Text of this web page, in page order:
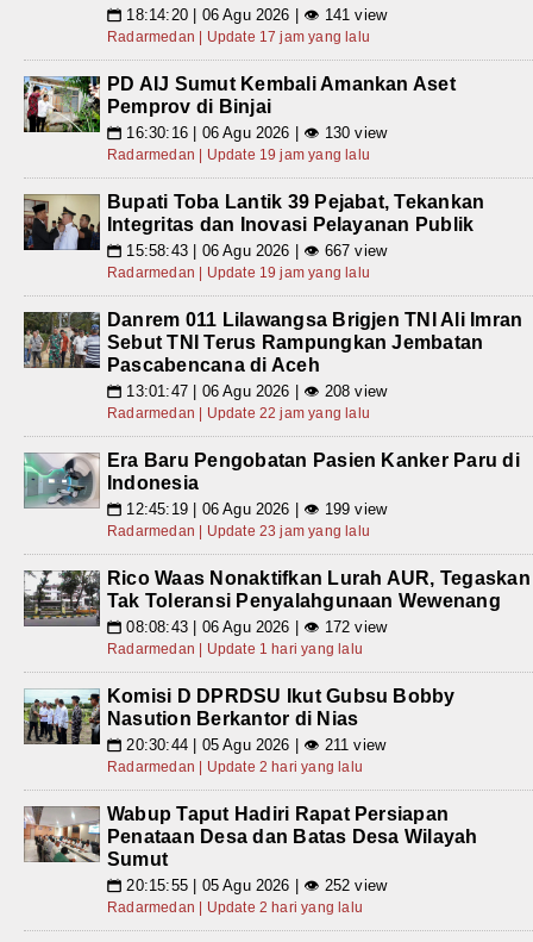
📅 18:14:20 | 06 Agu 2026 | 👁 141 view
Radarmedan | Update 17 jam yang lalu
PD AIJ Sumut Kembali Amankan Aset
Pemprov di Binjai
📅 16:30:16 | 06 Agu 2026 | 👁 130 view
Radarmedan | Update 19 jam yang lalu
Bupati Toba Lantik 39 Pejabat, Tekankan
Integritas dan Inovasi Pelayanan Publik
📅 15:58:43 | 06 Agu 2026 | 👁 667 view
Radarmedan | Update 19 jam yang lalu
Danrem 011 Lilawangsa Brigjen TNI Ali Imran
Sebut TNI Terus Rampungkan Jembatan
Pascabencana di Aceh
📅 13:01:47 | 06 Agu 2026 | 👁 208 view
Radarmedan | Update 22 jam yang lalu
Era Baru Pengobatan Pasien Kanker Paru di
Indonesia
📅 12:45:19 | 06 Agu 2026 | 👁 199 view
Radarmedan | Update 23 jam yang lalu
Rico Waas Nonaktifkan Lurah AUR, Tegaskan
Tak Toleransi Penyalahgunaan Wewenang
📅 08:08:43 | 06 Agu 2026 | 👁 172 view
Radarmedan | Update 1 hari yang lalu
Komisi D DPRDSU Ikut Gubsu Bobby
Nasution Berkantor di Nias
📅 20:30:44 | 05 Agu 2026 | 👁 211 view
Radarmedan | Update 2 hari yang lalu
Wabup Taput Hadiri Rapat Persiapan
Penataan Desa dan Batas Desa Wilayah
Sumut
📅 20:15:55 | 05 Agu 2026 | 👁 252 view
Radarmedan | Update 2 hari yang lalu